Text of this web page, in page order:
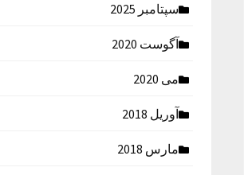
سپتامبر 2025
آگوست 2020
می 2020
آوریل 2018
مارس 2018